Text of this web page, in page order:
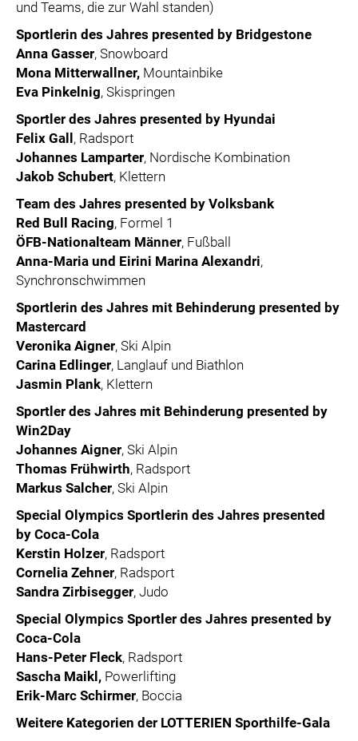
und Teams, die zur Wahl standen)
Sportlerin des Jahres presented by Bridgestone
Anna Gasser, Snowboard
Mona Mitterwallner, Mountainbike
Eva Pinkelnig, Skispringen
Sportler des Jahres presented by Hyundai
Felix Gall, Radsport
Johannes Lamparter, Nordische Kombination
Jakob Schubert, Klettern
Team des Jahres presented by Volksbank
Red Bull Racing, Formel 1
ÖFB-Nationalteam Männer, Fußball
Anna-Maria und Eirini Marina Alexandri,
Synchronschwimmen
Sportlerin des Jahres mit Behinderung presented by
Mastercard
Veronika Aigner, Ski Alpin
Carina Edlinger, Langlauf und Biathlon
Jasmin Plank, Klettern
Sportler des Jahres mit Behinderung presented by
Win2Day
Johannes Aigner, Ski Alpin
Thomas Frühwirth, Radsport
Markus Salcher, Ski Alpin
Special Olympics Sportlerin des Jahres presented
by Coca-Cola
Kerstin Holzer, Radsport
Cornelia Zehner, Radsport
Sandra Zirbisegger, Judo
Special Olympics Sportler des Jahres presented by
Coca-Cola
Hans-Peter Fleck, Radsport
Sascha Maikl, Powerlifting
Erik-Marc Schirmer, Boccia
Weitere Kategorien der LOTTERIEN Sporthilfe-Gala